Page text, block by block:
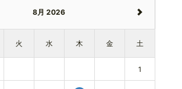
8月 2026
火 水 木 金 土
1